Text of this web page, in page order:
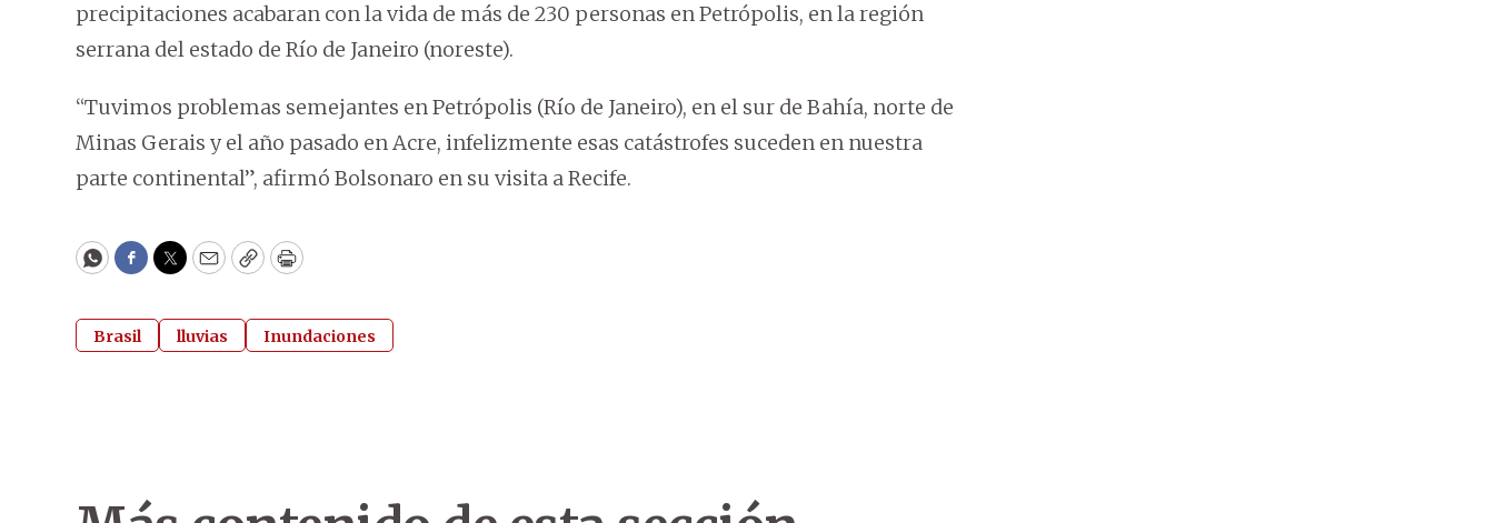
precipitaciones acabaran con la vida de más de 230 personas en Petrópolis, en la región
serrana del estado de Río de Janeiro (noreste).
“Tuvimos problemas semejantes en Petrópolis (Río de Janeiro), en el sur de Bahía, norte de
Minas Gerais y el año pasado en Acre, infelizmente esas catástrofes suceden en nuestra
parte continental”, afirmó Bolsonaro en su visita a Recife.
WhatsApp
Facebook
Twitter
EmailCopyPrint
Brasil lluvias Inundaciones